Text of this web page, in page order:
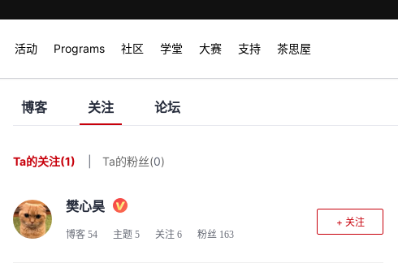
活动 Programs 社区 学堂 大赛 支持 茶思屋
博客 关注 论坛
Ta的关注(1) Ta的粉丝(0)
樊心昊
博客 54 主题 5 关注 6 粉丝 163
+ 关注